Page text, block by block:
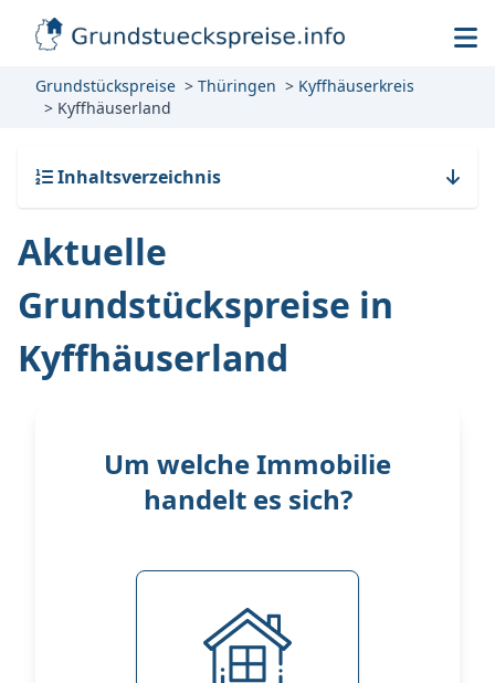
Grundstückspreise Thüringen
Kyffhäuserkreis
Kyffhäuserland
Inhaltsverzeichnis
Aktuelle
Grundstückspreise in
Kyffhäuserland
Um welche Immobilie
handelt es sich?